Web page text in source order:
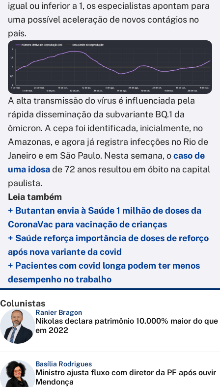
igual ou inferior a 1, os especialistas apontam para
uma possível aceleração de novos contágios no
país.
A alta transmissão do vírus é influenciada pela
rápida disseminação da subvariante BQ.1 da
ômicron. A cepa foi identificada, inicialmente, no
Amazonas, e agora já registra infecções no Rio de
Janeiro e em São Paulo. Nesta semana, ocaso de
uma idosade 72 anos resultou em óbito na capital
paulista.
Leia também
+ Butantan envia à Saúde 1 milhão de doses da
CoronaVac para vacinação de crianças
+ Saúde reforça importância de doses de reforço
após nova variante da covid
+ Pacientes com covid longa podem ter menos
desempenho no trabalho
Colunistas
Ranier Bragon
Nikolas declara patrimônio 10.000% maior do que
em 2022
Basília Rodrigues
Ministro ajusta fluxo com diretor da PF após ouvir
Mendonça